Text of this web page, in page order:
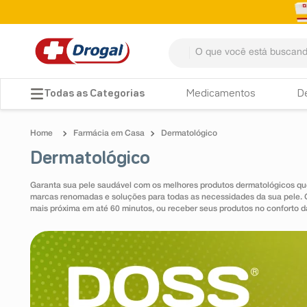
Medicamentos
Farmácia em Casa Dermatológico
Dermatológico
Garanta sua pele saudável com os melhores produtos dermatológicos
marcas renomadas e soluções para todas as necessidades da sua
mais próxima em até 60 minutos, ou receber seus produtos no conforto
TERMOS MAIS BUSCADOS
dipirona
4º tadalafila
5º minoxidil
teste gravidez
8º esmalte